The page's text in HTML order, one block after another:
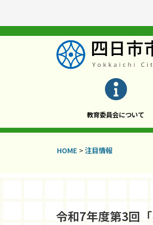
教育委員会について
HOME >注目情報
令和7年度第3回